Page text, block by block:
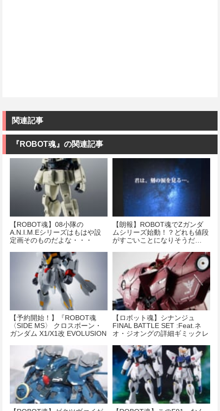
関連記事
『ROBOT魂』の関連記事
【ROBOT魂】08小隊の
A.N.I.M.Eシリーズはもはや設
定画そのものだよな・・・
【朗報】ROBOT魂でΖガンダ
ムシリーズ始動！？どれも値段
がすごいことになりそうだ…
【予約開始！】『ROBOT魂
〈SIDE MS〉 クロスボーン・
ガンダム X1/X1改 EVOLUSION
ン・ガンダム』』
【ロボット魂】シナンジュ
FINAL BATTLE SET :Feat.ネ
オ・ジオングの詳細ギミックレ